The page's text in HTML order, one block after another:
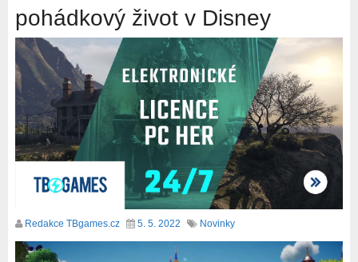
pohádkový život v Disney
Redakce TBgames.cz 5. 5. 2022 Novinky